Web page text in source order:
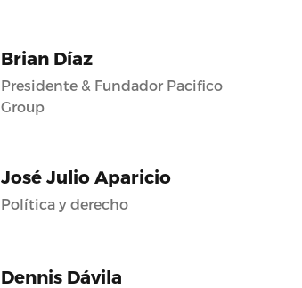
Brian Díaz
Presidente & Fundador Pacifico
Group
José Julio Aparicio
Política y derecho
Dennis Dávila